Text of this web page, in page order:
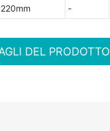
-
DEL PRODOTTO